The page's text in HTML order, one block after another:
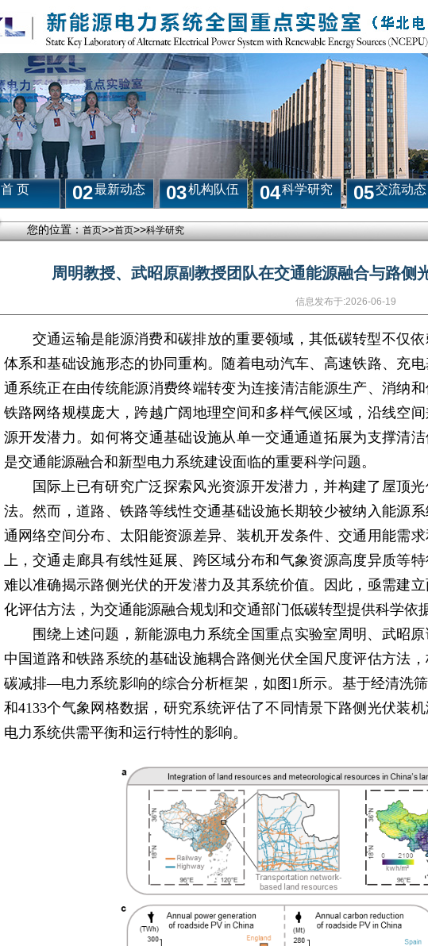
首 页 02最新动态 03机构队伍 04科学研究 05交流动态
您的位置：首页>>首页>>科学研究
周明教授、武昭原副教授团队在交通能源融合与路侧
信息发布于:2026-06-19
交通运输是能源消费和碳排放的重要领域，其低碳转型不仅
体系和基础设施形态的协同重构。随着电动汽车、高速铁路、充
通系统正在由传统能源消费终端转变为连接清洁能源生产、消纳
铁路网络规模庞大，跨越广阔地理空间和多样气候区域，沿线空
源开发潜力。如何将交通基础设施从单一交通通道拓展为支撑清
是交通能源融合和新型电力系统建设面临的重要科学问题。
国际上已有研究广泛探索风光资源开发潜力，并构建了屋顶
法。然而，道路、铁路等线性交通基础设施长期较少被纳入能源
通网络空间分布、太阳能资源差异、装机开发条件、交通用能需
上，交通走廊具有线性延展、跨区域分布和气象资源高度异质等
难以准确揭示路侧光伏的开发潜力及其系统价值。因此，亟需建
化评估方法，为交通能源融合规划和交通部门低碳转型提供科学依据
围绕上述问题，新能源电力系统全国重点实验室周明、武昭
中国道路和铁路系统的基础设施耦合路侧光伏全国尺度评估方
碳减排—电力系统影响的综合分析框架，如图1所示。基于经清洗
和4133个气象网格数据，研究系统评估了不同情景下路侧光伏装
电力系统供需平衡和运行特性的影响。